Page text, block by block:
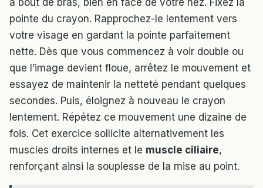
à bout de bras, bien en face de votre nez. Fixez la
pointe du crayon. Rapprochez-le lentement vers
votre visage en gardant la pointe parfaitement
nette. Dès que vous commencez à voir double ou
que l’image devient floue, arrêtez le mouvement et
essayez de maintenir la netteté pendant quelques
secondes. Puis, éloignez à nouveau le crayon
lentement. Répétez ce mouvement une dizaine de
fois. Cet exercice sollicite alternativement les
muscles droits internes et le muscle ciliaire,
renforçant ainsi la souplesse de la mise au point.